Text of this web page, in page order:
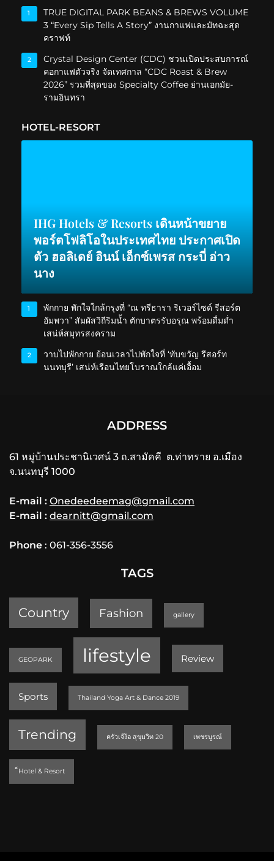
1
TRUE DIGITAL PARK BEANS & BREWS VOLUME
3 “Every Sip Tells A Story” งานกาแฟและมัทฉะสุด
คราฟท์
2
Crystal Design Center (CDC) ชวนเปิดประสบการณ์
คอกาแฟตัวจริง จัดเทศกาล “CDC Roast & Brew
2026” รวมที่สุดของ Specialty Coffee ย่านเอกมัย-
รามอินทรา
HOTEL-RESORT
IHG Hotels & Resorts เดินหน้าขยาย
พอร์ตโฟลิโอในประเทศไทย ประกาศเปิด
ตัว ฮอลิเดย์ อินน์ เอ็กซ์เพรส กระบี่ อ่าว
นาง
1
พักกาย พักใจใกล้กรุงที่ “ณ ทรีธารา ริเวอร์ไซด์ รีสอร์ต
อัมพวา” สัมผัสวิถีริมน้ำ ตักบาตรรับอรุณ พร้อมดื่มด่ำ
เสน่ห์สมุทรสงคราม
2
วาบไปพักกาย ย้อนเวลาไปพักใจที่ ‘ทับขวัญ รีสอร์ท
นนทบุรี’ เสน่ห์เรือนไทยโบราณใกล้แค่เอื้อม
ADDRESS
61 หมู่บ้านประชานิเวศน์ 3 ถ.สามัคคี ต.ท่าทราย อ.เมือง
จ.นนทบุรี 1000
E-mail : Onedeedeemag@gmail.com
E-mail : dearnitt@gmail.com
Phone : 061-356-3556
TAGS
Country Fashion gallery
GEOPARK lifestyle Review
Sports Thailand Yoga Art & Dance 2019
Trending ครัวเจ๊ง้อ สุขุมวิท 20 เพชรบูรณ์
็Hotel & Resort